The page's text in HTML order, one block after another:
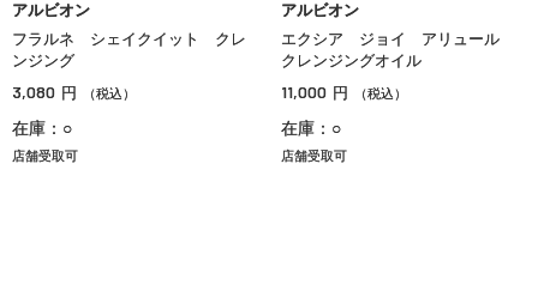
アルビオン
フラルネ シェイクイット クレ
ンジング
3,080 円 （税込）
在庫：○
店舗受取可
アルビオン
エクシア ジョイ アリュール
クレンジングオイル
11,000 円 （税込）
在庫：○
店舗受取可